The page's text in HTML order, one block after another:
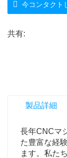
今コンタクト
共有:
製品詳細
長年CNCマ
た豊富な経
ます。私た